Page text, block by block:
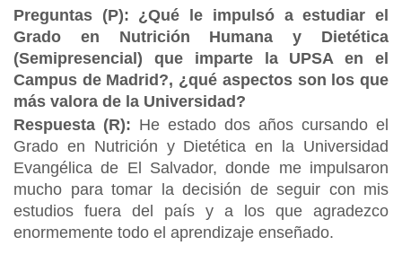
Preguntas (P): ¿Qué le impulsó a estudiar el
Grado en Nutrición Humana y Dietética
(Semipresencial) que imparte la UPSA en el
Campus de Madrid?, ¿qué aspectos son los que
más valora de la Universidad?
Respuesta (R): He estado dos años cursando el
Grado en Nutrición y Dietética en la Universidad
Evangélica de El Salvador, donde me impulsaron
mucho para tomar la decisión de seguir con mis
estudios fuera del país y a los que agradezco
enormemente todo el aprendizaje enseñado.